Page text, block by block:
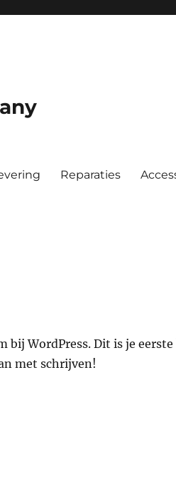
Reparaties
bij WordPress. Dit is je
met schrijven!